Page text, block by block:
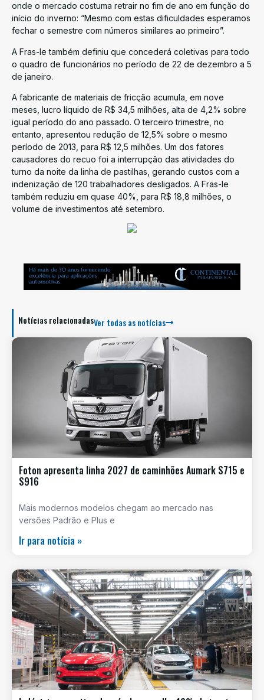
onde o mercado costuma retrair no fim de ano em função do
início do inverno: “Mesmo com estas dificuldades esperamos
fechar o semestre com números similares ao primeiro”.
A Fras-le também definiu que concederá coletivas para todo
o quadro de funcionários no período de 22 de dezembro a 5
de janeiro.
A fabricante de materiais de fricção acumula, em nove
meses, lucro líquido de R$ 34,5 milhões, alta de 4,2% sobre
igual período do ano passado. O terceiro trimestre, no
entanto, apresentou redução de 12,5% sobre o mesmo
período de 2013, para R$ 12,5 milhões. Um dos fatores
causadores do recuo foi a interrupção das atividades do
turno da noite da linha de pastilhas, gerando custos com a
indenização de 120 trabalhadores desligados. A Fras-le
também reduziu em quase 40%, para R$ 18,8 milhões, o
volume de investimentos até setembro.
Notícias relacionadasVer todas as notícias
Foton apresenta linha 2027 de caminhões Aumark S715 e
S916
Mais modernos modelos chegam ao mercado nas
versões Padrão e Plus e
Ir para notícia »